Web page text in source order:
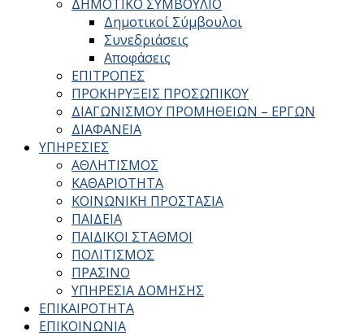
ΔΗΜΟΤΙΚΟ ΣΥΜΒΟΥΛΙΟ
Δημοτικοί Σύμβουλοι
Συνεδριάσεις
Αποφάσεις
ΕΠΙΤΡΟΠΕΣ
ΠΡΟΚΗΡΥΞΕΙΣ ΠΡΟΣΩΠΙΚΟΥ
ΔΙΑΓΩΝΙΣΜΟΥ ΠΡΟΜΗΘΕΙΩΝ – ΕΡΓΩΝ
ΔΙΑΦΑΝΕΙΑ
ΥΠΗΡΕΣΙΕΣ
ΑΘΛΗΤΙΣΜΟΣ
ΚΑΘΑΡΙΟΤΗΤΑ
ΚΟΙΝΩΝΙΚΗ ΠΡΟΣΤΑΣΙΑ
ΠΑΙΔΕΙΑ
ΠΑΙΔΙΚΟΙ ΣΤΑΘΜΟΙ
ΠΟΛΙΤΙΣΜΟΣ
ΠΡΑΣΙΝΟ
ΥΠΗΡΕΣΙΑ ΔΟΜΗΣΗΣ
ΕΠΙΚΑΙΡΟΤΗΤΑ
ΕΠΙΚΟΙΝΩΝΙΑ